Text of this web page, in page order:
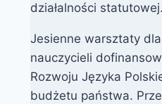
działalności statutowej.
Jesienne warsztaty
nauczycieli
Rozwoju Języka
budżetu państwa.